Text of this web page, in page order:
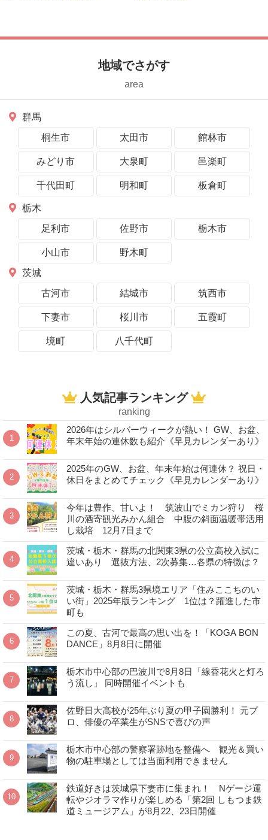
地域でさがす
area
群馬
桐生市
太田市 館林市
みどり市 大泉町 邑楽町
千代田町 明和町 板倉町
栃木
足利市
佐野市 栃木市
小山市
野木町
茨城
古河市
結城市 筑西市
下妻市 桜川市 五霞町
境町 八千代町
人気記事ランキング
ranking
2026年はシルバーウィークが熱い！ GW、お盆、
年末年始の連休数も紹介《早見カレンダーあり》
2025年のGW、お盆、年末年始は何連休？ 祝日・
休日をまとめてチェック《早見カレンダーあり》
今年は豊作、甘いよ！ 筑波山でミカン狩り 桜
川の酒寄観光みかん組合 中腹の斜面温暖帯活用
し栽培 12月7日まで
茨城・栃木・群馬の北関東3県の公立高校入試に
違いあり 選抜方法、2次募集…各県の特徴は？
茨城・栃木・群馬3県境エリア「住みここちのい
い街」2025年版ランキング 1位は？躍進した市
町も
この夏、古河で最高の思い出を！「KOGA BON
DANCE」8月8日に開催
栃木市中心部の巴波川で8月8日「線香花火と灯ろ
う流し」 同時開催イベントも
佐野日大高校が25年ぶり夏の甲子園勝利！ 元プ
ロ、俳優の卒業生がSNSで喜びの声
栃木市中心部の警察署跡地を整備へ 観光＆買い
物の駐車場としては当面利用できません
鉄道好きは茨城県下妻市に集まれ！ Nゲージ運
転やジオラマ作りが楽しめる「第2回 しもつま鉄
道ミュージアム」が8月22、23日開催